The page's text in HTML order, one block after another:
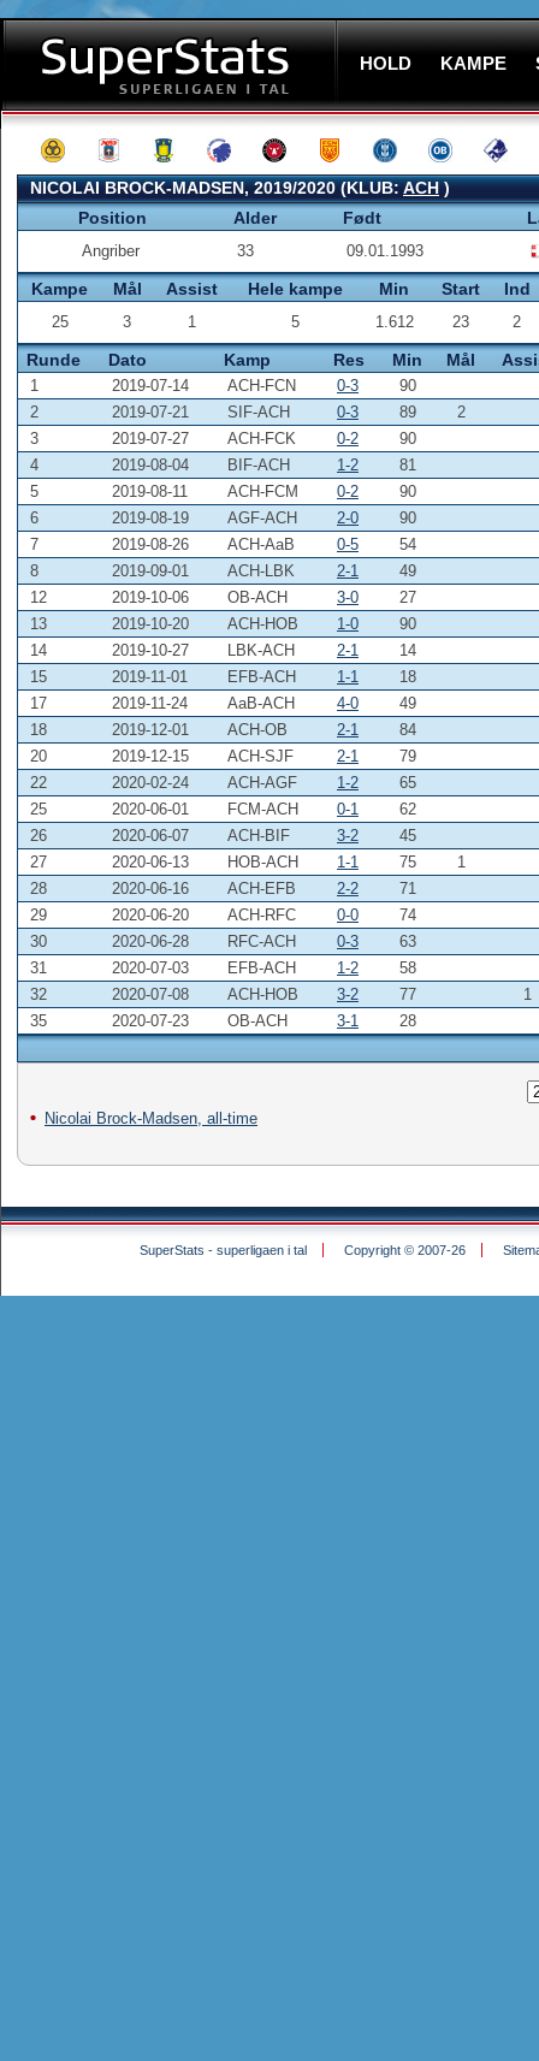
HOLD KAMPE
NICOLAI BROCK-MADSEN, 2019/2020 (KLUB:ACH)
Position
Alder Født
Angriber 33 09.01.1993
Kampe Mål Assist Hele kampe Min Start Ind
25 3 1 5 1.612 23 2
Runde Dato Kamp Res Min Mål
1 2019-07-14 ACH-FCN 0-3
90
2
2019-07-21 SIF-ACH 0-3 89
2
3
2019-07-27 ACH-FCK 0-2
90
4
2019-08-04 BIF-ACH 1-2
81
5
2019-08-11 ACH-FCM 0-2
90
6
2019-08-19 AGF-ACH 2-0
90
7
2019-08-26 ACH-AaB 0-5
54
8
2019-09-01 ACH-LBK 2-1
49
12
2019-10-06 OB-ACH 3-0
27
13
2019-10-20 ACH-HOB 1-0
90
14
2019-10-27 LBK-ACH 2-1
14
15
2019-11-01 EFB-ACH 1-1
18
17
2019-11-24 AaB-ACH 4-0
49
18
2019-12-01 ACH-OB 2-1
84
20
2019-12-15 ACH-SJF 2-1
79
22
2020-02-24 ACH-AGF 1-2
65
25
2020-06-01 FCM-ACH 0-1
62
26
2020-06-07 ACH-BIF 3-2
45
27
2020-06-13 HOB-ACH 1-1 75
1
28
2020-06-16 ACH-EFB 2-2
71
29
2020-06-20 ACH-RFC 0-0
74
30
2020-06-28 RFC-ACH 0-3
63
31
2020-07-03 EFB-ACH 1-2
58
32
2020-07-08 ACH-HOB 3-2 77
1
35
2020-07-23 OB-ACH 3-1 28
Nicolai Brock-Madsen, all-time
SuperStats - superligaen i tal Copyright © 2007-26